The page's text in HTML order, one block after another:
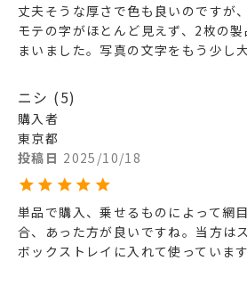
丈夫そうな厚さで色も良いのですが
モテの字がほとんど見えず、2枚の
まいました。写真の文字をもう少し
ニシ 5
購入者
東京都
投稿日 2025/10/18
単品で購入、乗せるものによって網
合、あった方が良いですね。当方は
ボックストレイに入れて使っていま